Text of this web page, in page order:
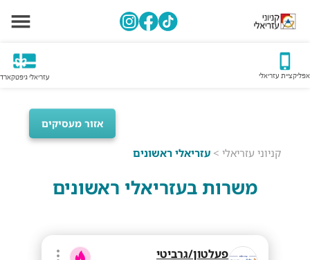
אפליקציית עזריאלי עזריאלי גיפטקארד